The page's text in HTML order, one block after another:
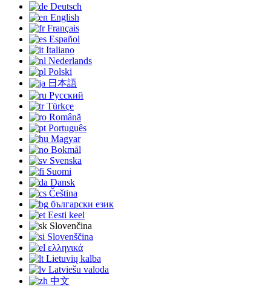
Deutsch
English
Français
Español
Italiano
Nederlands
Polski
日本語
Русский
Türkçe
Română
Português
Magyar
Bokmål
Svenska
Suomi
Dansk
Čeština
български език
Eesti keel
Slovenčina
Slovenščina
ελληνικά
Lietuvių kalba
Latviešu valoda
中文